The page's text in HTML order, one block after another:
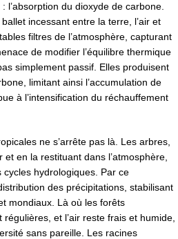
l’absorption du dioxyde de carbone.
incessant entre la terre, l’air et
filtres de l’atmosphère, capturant
de modifier l’équilibre thermique
simplement passif. Elles produisent
limitant ainsi l’accumulation de
à l’intensification du réchauffement
ne s’arrête pas là. Les arbres,
et en la restituant dans l’atmosphère,
hydrologiques. Par ce
des précipitations, stabilisant
mondiaux. Là où les forêts
et l’air reste frais et humide,
sans pareille. Les racines